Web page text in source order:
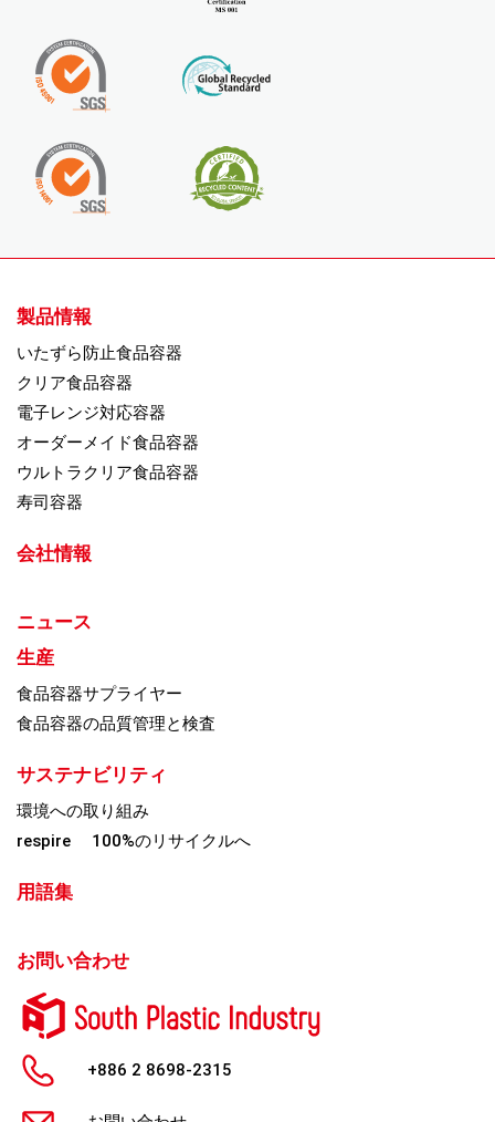
+886 2 8698-2315
製品情報
いたずら防止食品容器
クリア食品容器
電子レンジ対応容器
オーダーメイド食品容器
ウルトラクリア食品容器
寿司容器
会社情報
ニュース
生産
食品容器サプライヤー
食品容器の品質管理と検査
サステナビリティ
環境への取り組み
respire 100%のリサイクルへ
用語集
お問い合わせ